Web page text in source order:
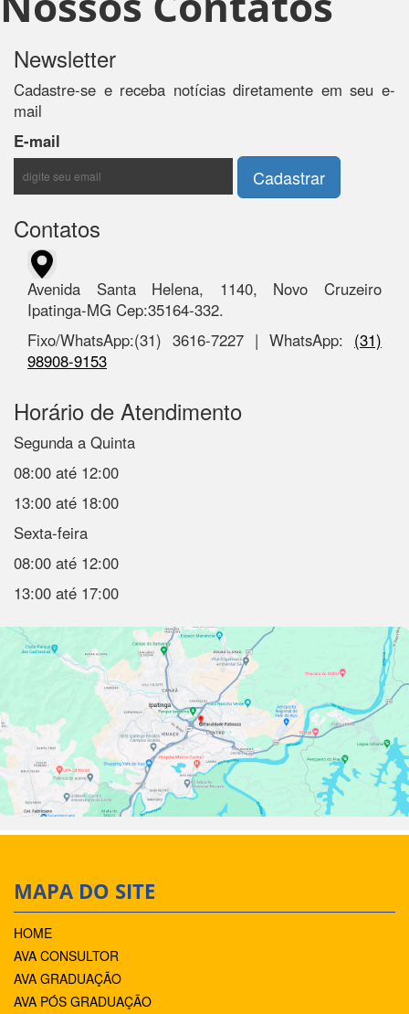
Newsletter
Cadastre-se e receba notícias diretamente em seu e-
mail
E-mail
Contatos
Avenida Santa Helena, 1140, Novo Cruzeiro
Ipatinga-MG Cep:35164-332.
Fixo/WhatsApp:(31) 3616-7227 | WhatsApp: (31)
98908-9153
Horário de Atendimento
Segunda a Quinta
08:00 até 12:00
13:00 até 18:00
Sexta-feira
08:00 até 12:00
13:00 até 17:00
MAPA DO SITE
HOME
AVA CONSULTOR
AVA GRADUAÇÃO
AVA PÓS GRADUAÇÃO